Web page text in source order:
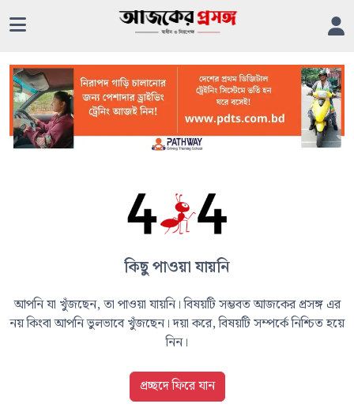
কিছু পাওয়া যায়নি
আপনি যা খুঁজছেন, তা পাওয়া যায়নি। বিষয়টি সম্ভবত আজকের প্রসঙ্গ এর
নয় কিংবা আপনি ভুলভাবে খুঁজছেন। দয়া করে, বিষয়টি সম্পর্কে নিশ্চিত হয়ে
নিন।
প্রচ্ছদে ফিরে যান